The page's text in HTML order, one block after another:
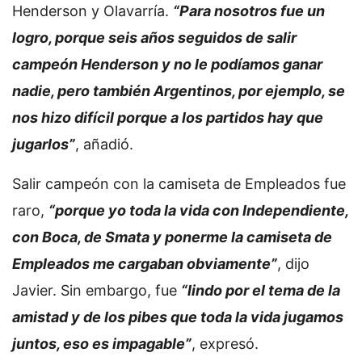
Henderson y Olavarría. “Para nosotros fue un
logro, porque seis años seguidos de salir
campeón Henderson y no le podíamos ganar
nadie, pero también Argentinos, por ejemplo, se
nos hizo difícil porque a los partidos hay que
jugarlos”, añadió.
Salir campeón con la camiseta de Empleados fue
raro, “porque yo toda la vida con Independiente,
con Boca, de Smata y ponerme la camiseta de
Empleados me cargaban obviamente”, dijo
Javier. Sin embargo, fue “lindo por el tema de la
amistad y de los pibes que toda la vida jugamos
juntos, eso es impagable”, expresó.